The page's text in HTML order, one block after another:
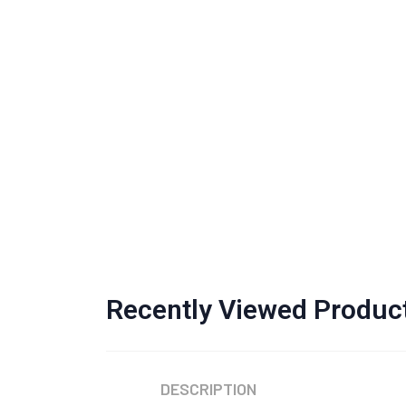
Recently Viewed
DESCRIPTION